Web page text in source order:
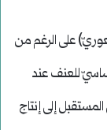
على الرغم من
للعنف عند
إلى إنتاج